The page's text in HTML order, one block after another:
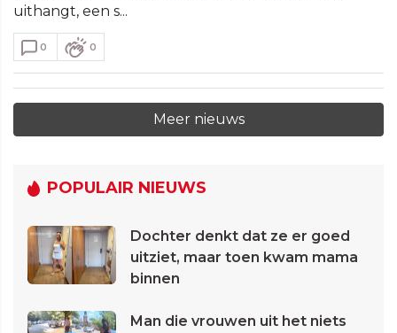
uithangt, een s...
0 0
Meer nieuws
POPULAIR NIEUWS
Dochter denkt dat ze er goed
uitziet, maar toen kwam mama
binnen
Man die vrouwen uit het niets